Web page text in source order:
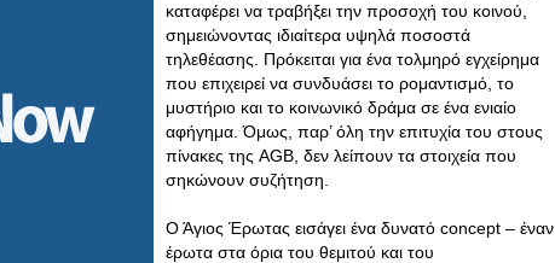
καταφέρει να τραβήξει την προσοχή του κοινού,
σημειώνοντας ιδιαίτερα υψηλά ποσοστά
τηλεθέασης. Πρόκειται για ένα τολμηρό εγχείρημα
που επιχειρεί να συνδυάσει το ρομαντισμό, το
μυστήριο και το κοινωνικό δράμα σε ένα ενιαίο
αφήγημα. Όμως, παρ’ όλη την επιτυχία του στους
πίνακες της AGB, δεν λείπουν τα στοιχεία που
σηκώνουν συζήτηση.
Ο Άγιος Έρωτας εισάγει ένα δυνατό concept – έναν
έρωτα στα όρια του θεμιτού και του